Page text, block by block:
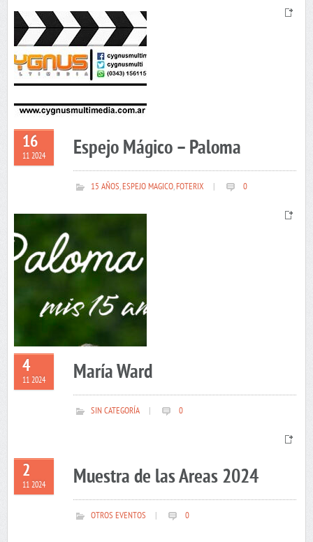
16
11 2024 Espejo Mágico – Paloma
15 AÑOS,ESPEJO MAGICO,FOTERIX 0
4
11 2024 María Ward
SIN CATEGORÍA 0
2
11 2024 Muestra de las Areas 2024
OTROS EVENTOS 0